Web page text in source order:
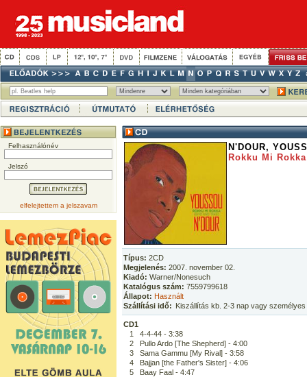
Felhasználónév
Jelszó
elfelejtettem a jelszavam
N'DOUR,
Rokku Mi
Típus: 2CD
Megjelenés: 2007. november 02.
Kiadó: Warner/Nonesuch
Katalógus szám: 7559799618
Állapot: Használt
Szállítási idő: Kiszállítás kb. 2-3 nap vagy
CD1
1
4-4-44 - 3:38
2
Pullo Ardo [The Shepherd] - 4:00
3
Sama Gammu [My Rival] - 3:58
4
Bajjan [the Father's Sister] - 4:06
5
Baay Faal - 4:47